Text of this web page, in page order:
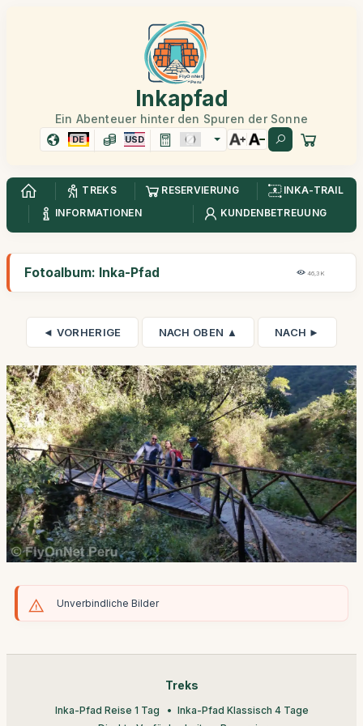
Inkapfad
Ein Abenteuer hinter den Spuren der Sonne
DE USD
TREKS RESERVIERUNG
INKA-TRAIL
INFORMATIONEN
KUNDENBETREUUNG
Fotoalbum: Inka-Pfad 46,3K
◄ VORHERIGE NACH OBEN ▲ NACH ►
Unverbindliche Bilder
Treks
Inka-Pfad Reise 1 Tag
Inka-Pfad Klassisch 4 Tage